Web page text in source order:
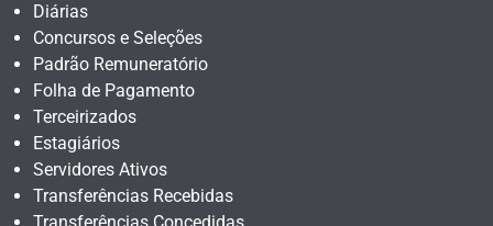
Diárias
Concursos e Seleções
Padrão Remuneratório
Folha de Pagamento
Terceirizados
Estagiários
Servidores Ativos
Transferências Recebidas